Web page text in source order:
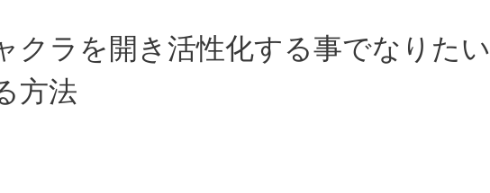
クラを開き活性化する事でなりたい
方法